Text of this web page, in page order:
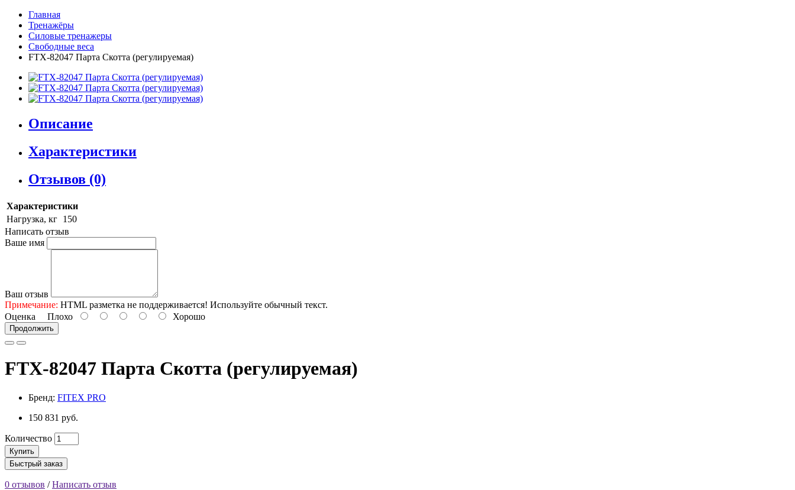
Главная
Тренажёры
Силовые тренажеры
Свободные веса
FTX-82047 Парта Скотта (регулируемая)
Описание
Характеристики
Отзывов (0)
Характеристики
Нагрузка, кг 150
Написать отзыв
Ваше имя
Ваш отзыв
Примечание: HTML разметка не поддерживается! Используйте обычный текст.
Оценка Плохо Хорошо
Продолжить
FTX-82047 Парта Скотта (регулируемая)
Бренд: FITEX PRO
150 831 руб.
Количество
Купить
Быстрый заказ
0 отзывов /Написать отзыв